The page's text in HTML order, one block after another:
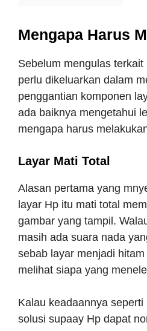
Mengapa Harus
Sebelum mengulas
perlu dikeluarkan dalam
penggantian komponen
ada baiknya mengetahui
mengapa harus
Layar Mati Total
Alasan pertama yang
layar Hp itu mati total
gambar yang tampil.
masih ada suara nada
sebab layar menjadi
melihat siapa yang
Kalau keadaannya
solusi supaay Hp dapat